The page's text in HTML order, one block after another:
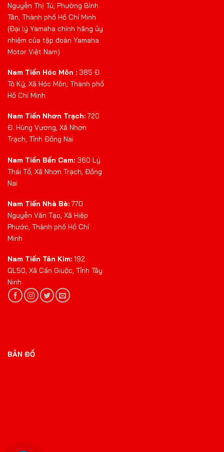
Nguyễn Thị Tú, Phường Bình
Tân, Thành phố Hồ Chí Minh
(Đại lý Yamaha chính hãng ủy
nhiệm của tập đoàn Yamaha
Motor Việt Nam)
Nam Tiến Hóc Môn : 385 Đ.
Tô Ký, Xã Hóc Môn, Thành phố
Hồ Chí Minh
Nam Tiến Nhơn Trạch: 720
Đ. Hùng Vương, Xã Nhơn
Trạch, Tỉnh Đồng Nai
Nam Tiến Bến Cam: 360 Lý
Thái Tổ, Xã Nhơn Trạch, Đồng
Nai
Nam Tiến Nhà Bè: 770
Nguyễn Văn Tạo, Xã Hiệp
Phước, Thành phố Hồ Chí
Minh
Nam Tiến Tân Kim: 192
QL50, Xã Cần Giuộc, Tỉnh Tây
Ninh
BẢN ĐỒ